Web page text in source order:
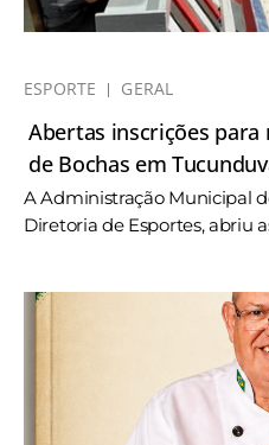
ESPORTE GERAL
Abertas inscrições
de Bochas em
A Administração Municipal
Diretoria de Esportes, abriu